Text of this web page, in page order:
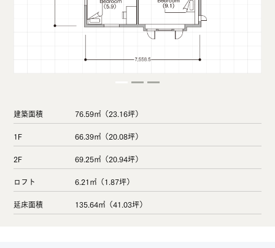
建築面積
76.59㎡（23.16坪）
1F
66.39㎡（20.08坪）
2F
69.25㎡（20.94坪）
ロフト
6.21㎡（1.87坪）
延床面積
135.64㎡（41.03坪）